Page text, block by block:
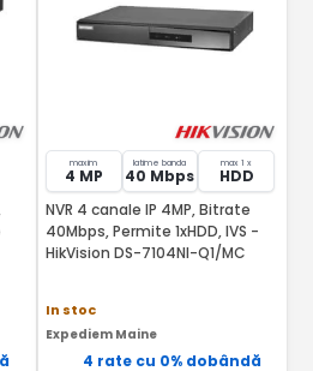
maxim
4 MP
latime banda
40 Mbps
max 1 x
HDD
NVR 4 canale IP 4MP, Bitrate
40Mbps, Permite 1xHDD, IVS -
HikVision DS-7104NI-Q1/MC
In stoc
Expediem Maine
4 rate cu 0% dobândă